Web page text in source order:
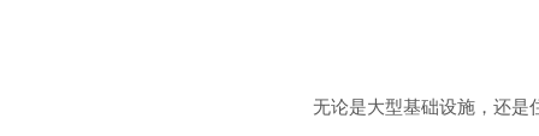
无论是大型基础设施，还是